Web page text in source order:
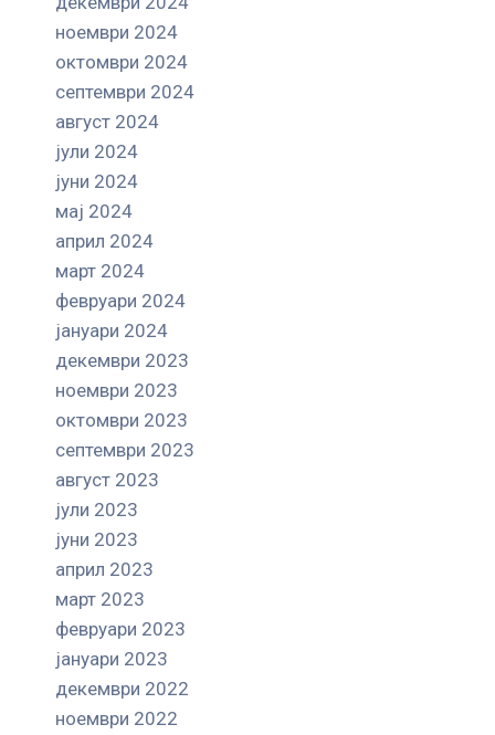
ноември 2024
октомври 2024
септември 2024
август 2024
јули 2024
јуни 2024
мај 2024
април 2024
март 2024
февруари 2024
јануари 2024
декември 2023
ноември 2023
октомври 2023
септември 2023
август 2023
јули 2023
јуни 2023
април 2023
март 2023
февруари 2023
јануари 2023
декември 2022
ноември 2022